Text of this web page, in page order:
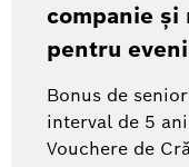
companie și
pentru
Bonus de
interval de 5
Vouchere de